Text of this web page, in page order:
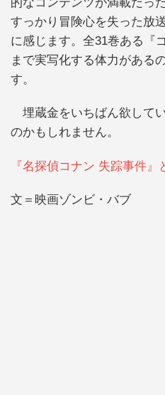
すっかり冒険心を失った放
に感じます。全31巻ある『
まで実写化する体力がある
す。
埋蔵金をいちばん欲して
のかもしれません。
『名探偵コナン 失踪事件
文＝映画ゾンビ・バブ